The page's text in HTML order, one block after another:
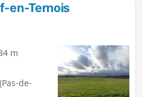
en-Ternois
m
de-